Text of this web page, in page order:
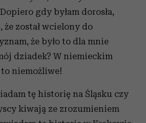
gdy byłam dorosła,
że został wcielony do
że było to dla mnie
dziadek? W niemieckim
niemożliwe!
tę historię na Śląsku czy
kiwają ze zrozumieniem